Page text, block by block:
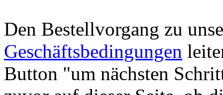
Den Bestellvorgang zu
Geschäftsbedingungen
Button "um nächsten